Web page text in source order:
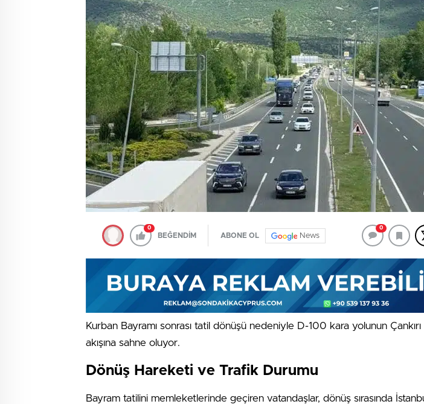
0
BEĞENDİM ABONE OL News
0
Kurban Bayramı sonrası tatil dönüşü nedeniyle D-100 kara yolunun
akışına sahne oluyor.
Dönüş Hareketi ve Trafik Durumu
Bayram tatilini memleketlerinde geçiren vatandaşlar, dönüş sırasında